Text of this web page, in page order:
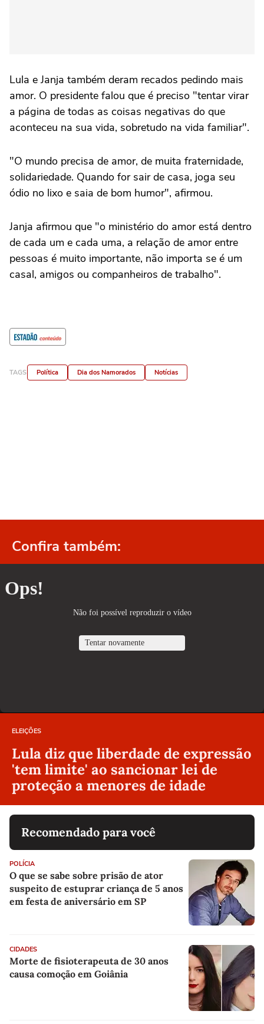
Lula e Janja também deram recados pedindo mais
amor. O presidente falou que é preciso "tentar virar
a página de todas as coisas negativas do que
aconteceu na sua vida, sobretudo na vida familiar".
"O mundo precisa de amor, de muita fraternidade,
solidariedade. Quando for sair de casa, joga seu
ódio no lixo e saia de bom humor", afirmou.
Janja afirmou que "o ministério do amor está dentro
de cada um e cada uma, a relação de amor entre
pessoas é muito importante, não importa se é um
casal, amigos ou companheiros de trabalho".
TAGS Política Dia dos Namorados Notícias
Confira também:
ELEIÇÕES
Lula diz que liberdade de expressão
'tem limite' ao sancionar lei de
proteção a menores de idade
Recomendado para você
POLÍCIA
O que se sabe sobre prisão de ator
suspeito de estuprar criança de 5 anos
em festa de aniversário em SP
CIDADES
Morte de fisioterapeuta de 30 anos
causa comoção em Goiânia